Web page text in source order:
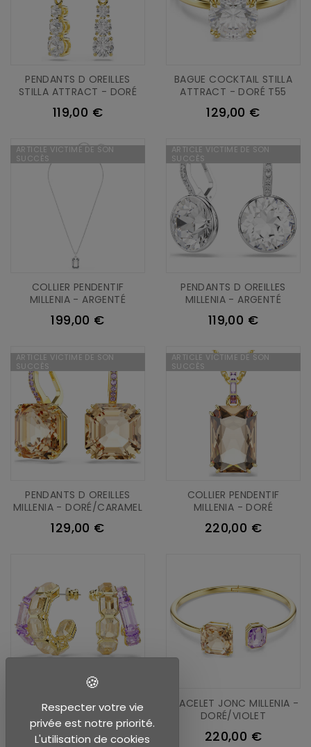
PENDANTS D OREILLES
STILLA ATTRACT - DORÉ
119,00 €
BAGUE COCKTAIL STILLA
ATTRACT - DORÉ T55
129,00 €
COLLIER PENDENTIF
MILLENIA - ARGENTÉ
199,00 €
ARTICLE VICTIME DE SON
SUCCÈS
PENDANTS D OREILLES
MILLENIA - ARGENTÉ
119,00 €
ARTICLE VICTIME DE SON
SUCCÈS
PENDANTS D OREILLES
MILLENIA - DORÉ/CARAMEL
129,00 €
ARTICLE VICTIME DE SON
SUCCÈS
COLLIER PENDENTIF
MILLENIA - DORÉ
220,00 €
ARTICLE VICTIME DE SON
SUCCÈS
ANNEAUX D OREILLES
MILLENIA - DORÉ/VIOLET
220,00 €
BRACELET JONC MILLENIA -
DORÉ/VIOLET
220,00 €
Respecter votre vie
privée est notre priorité.
L'utilisation de cookies